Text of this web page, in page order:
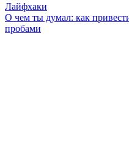
Лайфхаки
О чем ты думал: как
пробами